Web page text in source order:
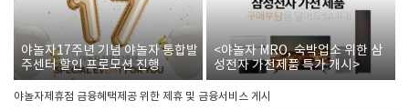
야놀자17주년 기념 야놀자 통합발
주센터 할인 프로모션 진행
<야놀자 MRO, 숙박업소 위한 삼
성전자 가전제품 특가 개시>
야놀자제휴점 금융혜택제공 위한 제휴 및 금융서비스 게시